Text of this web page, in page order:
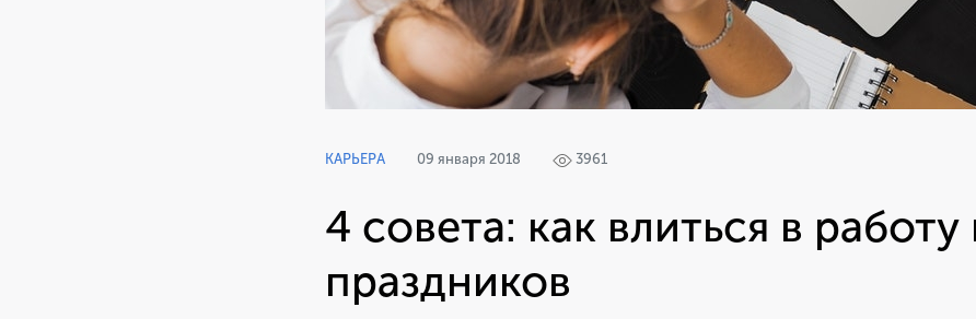
КАРЬЕРА 09 января 2018 3961
4 совета: как влиться в
праздников